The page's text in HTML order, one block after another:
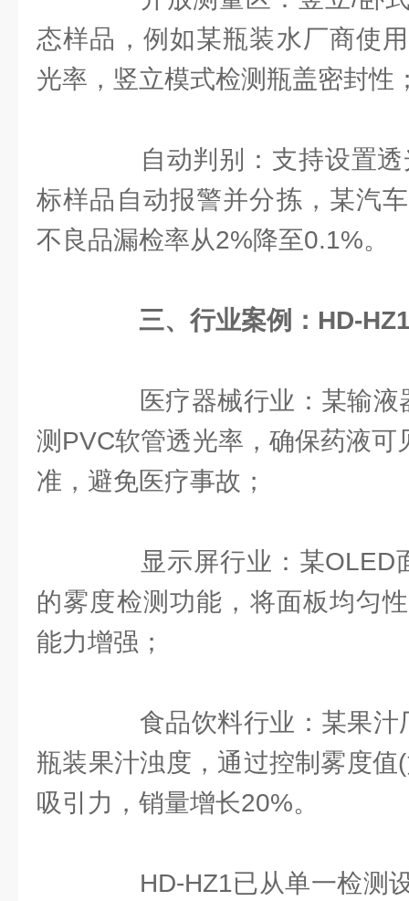
态样品，例如某瓶装水厂商使
光率，竖立模式检测瓶盖密封性
自动判别：支持设置透
标样品自动报警并分拣，某汽
不良品漏检率从2%降至0.1%。
三、行业案例：HD-
医疗器械行业：某输液
测PVC软管透光率，确保药液
准，避免医疗事故；
显示屏行业：某OLED
的雾度检测功能，将面板均匀
能力增强；
食品饮料行业：某果汁
瓶装果汁浊度，通过控制雾度值
吸引力，销量增长20%。
HD-HZ1已从单一检测